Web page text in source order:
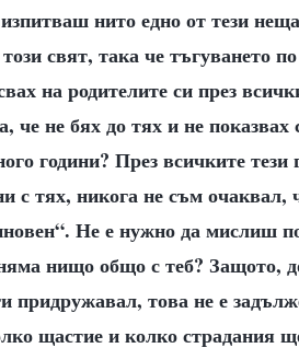
нито едно от тези
свят, така че тъгуването
на родителите си през
че не бях до тях и не
години? През всичките
с тях, никога не съм
Не е нужно да мислиш
нищо общо с теб? Защото,
придружавал, това не е
щастие и колко страдания